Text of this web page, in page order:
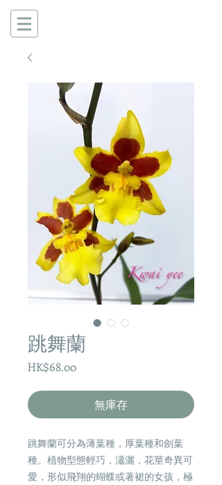
跳舞蘭
HK$68.00價
無庫存
跳舞蘭可分為薄葉種，厚葉種和劍葉
種。植物型態輕巧，瀟灑，花莖奇異可
愛，形似飛翔的蝴蝶或著裙的女孩，極